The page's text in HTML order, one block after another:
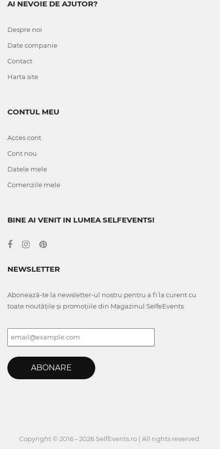
AI NEVOIE DE AJUTOR?
Despre noi
Date companie
Contact
Harta site
CONTUL MEU
Acces cont
Cont nou
Datele mele
Comenzile mele
BINE AI VENIT IN LUMEA SELFEVENTS!
NEWSLETTER
Abonează-te la newsletter-ul nostru pentru a fi la curent cu
toate noutățile și promoțiile din Magazinul SelfeEvents.
ABONARE
Copyright © 2016 - 2026 SelfEvents.ro | All rights reserved.